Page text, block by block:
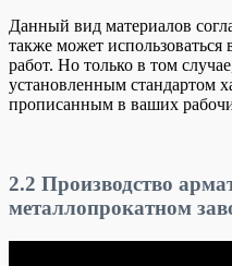
Данный вид материалов
также может
работ. Но только в том
установленным стандартом
прописанным в ваших
2.2 Производство
металлопрокатном